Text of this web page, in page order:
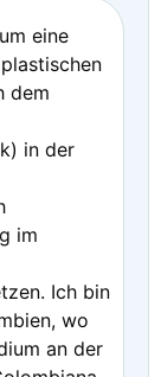
eine
dem
in der
im
Ich bin
wo
an der